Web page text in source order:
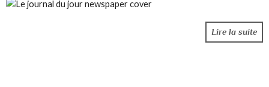
Lire la suite